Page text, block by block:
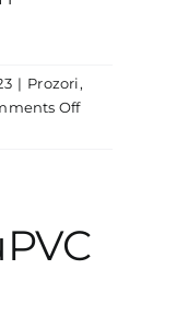
| Prozori,
Offon